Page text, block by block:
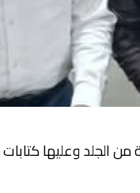
الجلد وعليها